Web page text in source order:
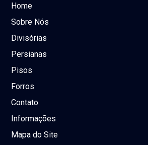
Home
Sobre Nós
Divisórias
Persianas
Pisos
Forros
Contato
Informações
Mapa do Site